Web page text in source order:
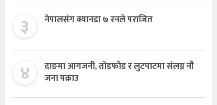
३ नेपालसंग क्यानडा ७ रनले पराजित
४
दाङमा आगजनी, तोडफोड र लुटपाटमा संलग्न नौ
जना पक्राउ